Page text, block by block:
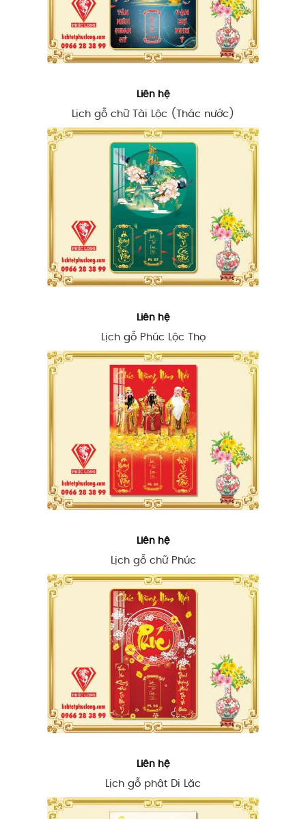
Liên hệ
Lịch gỗ chữ Tài Lộc (Thác nước)
Liên hệ
Lịch gỗ Phúc Lộc Thọ
Liên hệ
Lịch gỗ chữ Phúc
Liên hệ
Lịch gỗ phật Di Lặc